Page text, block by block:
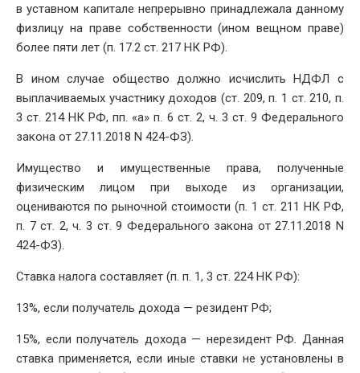
в уставном капитале непрерывно принадлежала данному
физлицу на праве собственности (ином вещном праве)
более пяти лет (п. 17.2 ст. 217 НК РФ).
В ином случае общество должно исчислить НДФЛ с
выплачиваемых участнику доходов (ст. 209, п. 1 ст. 210, п.
3 ст. 214 НК РФ, пп. «а» п. 6 ст. 2, ч. 3 ст. 9 Федерального
закона от 27.11.2018 N 424-ФЗ).
Имущество и имущественные права, полученные
физическим лицом при выходе из организации,
оцениваются по рыночной стоимости (п. 1 ст. 211 НК РФ,
п. 7 ст. 2, ч. 3 ст. 9 Федерального закона от 27.11.2018 N
424-ФЗ).
Ставка налога составляет (п. п. 1, 3 ст. 224 НК РФ):
13%, если получатель дохода — резидент РФ;
15%, если получатель дохода — нерезидент РФ. Данная
ставка применяется, если иные ставки не установлены в